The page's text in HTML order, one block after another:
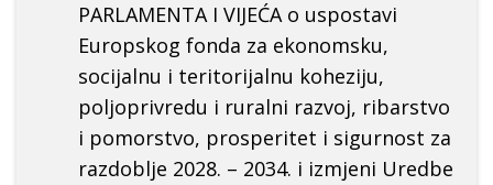
PARLAMENTA I VIJEĆA o uspostavi
Europskog fonda za ekonomsku,
socijalnu i teritorijalnu koheziju,
poljoprivredu i ruralni razvoj, ribarstvo
i pomorstvo, prosperitet i sigurnost za
razdoblje 2028. – 2034. i izmjeni Uredbe